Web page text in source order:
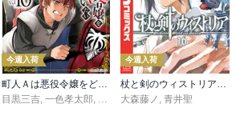
メル。
今週入荷
町人Ａは悪役令嬢をどうしても救いたい ～どぶと空と氷の姫君～１０【電子書店共通特典イラスト付】
目黒三吉, 一色孝太郎, Parum
今週入荷
杖と剣のウィストリア（１６）
大森藤ノ , 青井聖